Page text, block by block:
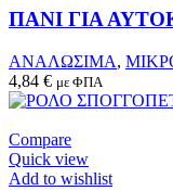
ΠΑΝΙ ΓΙΑ
ΑΝΑΛΩΣΙΜΑ,
4,84 € με ΦΠΑ
Compare
Quick view
Add to wishlist